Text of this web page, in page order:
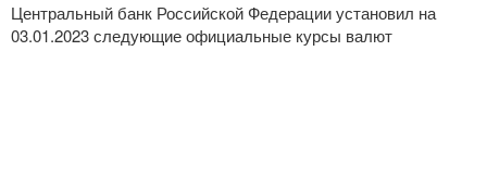
Центральный банк Российской Федерации установил на
03.01.2023 следующие официальные курсы валют